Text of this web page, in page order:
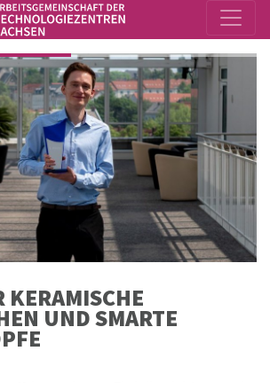
KERAMISCHE
UND SMARTE